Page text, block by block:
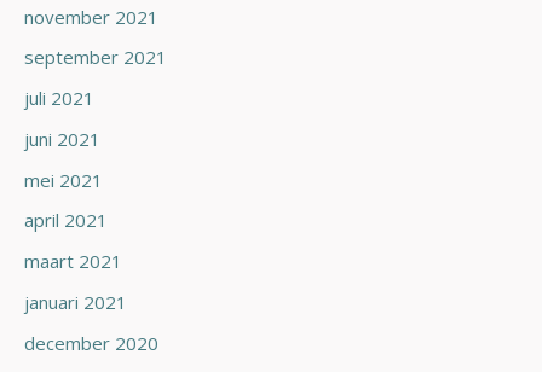
november 2021
september 2021
juli 2021
juni 2021
mei 2021
april 2021
maart 2021
januari 2021
december 2020